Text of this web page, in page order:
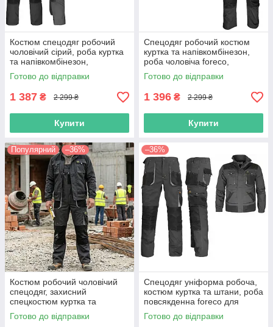
Костюм спецодяг робочий
чоловічий сірий, роба куртка
та напівкомбінезон,
спеціальний захисний,
спецівка польша
Готово до відправки
1 387 ₴ 2 299 ₴
Купити
Спецодяг робочий костюм
куртка та напівкомбінезон,
роба чоловіча foreco,
спецівка польша, reis
Готово до відправки
1 396 ₴ 2 299 ₴
Купити
Популярний –36%
Костюм робочий чоловічий
спецодяг, захисний
спецкостюм куртка та
напівкомбінезон, польша reis
Готово до відправки
–36%
Спецодяг уніформа робоча,
костюм куртка та штани, роба
повсякденна foreco для
працівників, польша reis
Готово до відправки